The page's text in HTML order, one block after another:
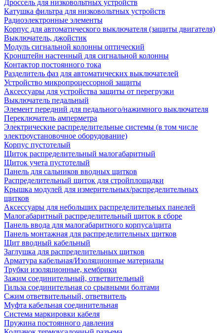
Дроссель для низковольтных устройств
Катушка фильтра для низковольтных устройств
Радиоэлектронные элементы
Корпус для автоматического выключателя (защиты двигателя)
Выключатель, джойстик
Модуль сигнальной колонны оптический
Кронштейн настенный для сигнальной колонны
Контактор постоянного тока
Разделитель фаз для автоматических выключателей
Устройство микропроцессорной защиты
Аксессуары для устройства защиты от перегрузки
Выключатель педальный
Элемент передний для педального/нажимного выключателя
Переключатель амперметра
Электрические распределительные системы (в том числе
электроустановочное оборудование)
Корпус пустотелый
Щиток распределительный малогабаритный
Щиток учета пустотелый
Панель для сальников вводных щитков
Распределительный щиток для стройплощадки
Крышка модулей для измерительных/распределительных
щитков
Аксессуары для небольших распределительных панелей
Малогабаритный распределительный щиток в сборе
Панель ввода для малогабаритного корпуса/щита
Панель монтажная для распределительных щитков
Щит вводный кабельный
Заглушка для распределительных щитков
Арматура кабельная/Изоляционные материалы
Трубки изоляционные, кембрики
Зажим соединительный, ответвительный
Гильза соединительная со срывными болтами
Сжим ответвительный, ответвитель
Муфта кабельная соединительная
Система маркировки кабеля
Пружина постоянного давления